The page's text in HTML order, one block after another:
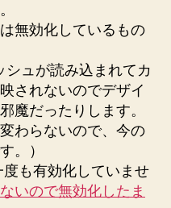
無効化しているもの
ュが読み込まれてカ
されないのでデザイ
魔だったりします。
わらないので、今の
。）
も有効化していませ
いので無効化したま